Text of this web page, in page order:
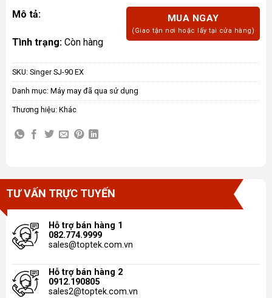
MUA NGAY
(Giao tận nơi hoặc lấy tại cửa hàng)
Mô tả:
Tình trạng:Còn hàng
SKU: Singer SJ-90 EX
Danh mục: Máy may đã qua sử dụng
Thương hiệu: Khác
TƯ VẤN TRỰC TUYẾN
Hỗ trợ bán hàng 1
082.774.9999
sales@toptek.com.vn
Hỗ trợ bán hàng 2
0912.190805
sales2@toptek.com.vn